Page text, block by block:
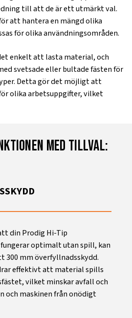
till att de är ett utmärkt val.
att hantera en mängd olika
för olika användningsområden.
enkelt att lasta material, och
svetsade eller bultade fästen för
Detta gör det möjligt att
olika arbetsuppgifter, vilket
med tillval:
din Prodig Hi-Tip
optimalt utan spill, kan
300 mm överfyllnadsskydd.
effektivt att material spills
vilket minskar avfall och
och maskinen från onödigt